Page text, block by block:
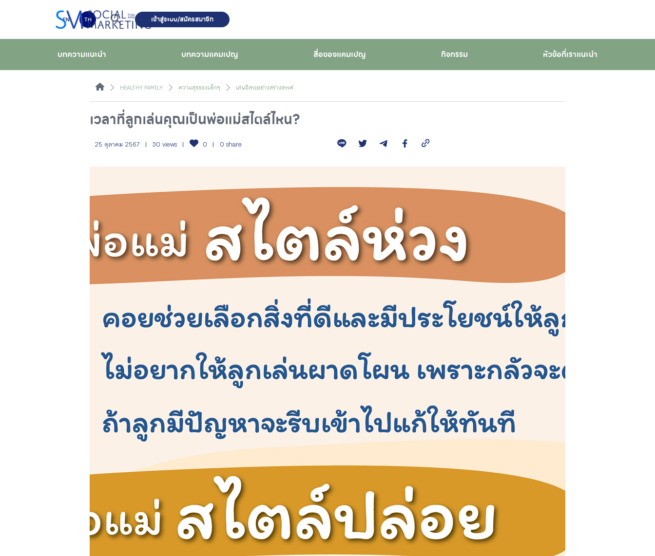
EN TH เข้าสู่ระบบ/สมัครสมาชิก
บทความแนะนำ บทความแคมเปญ สื่อของแคมเปญ กิจกรรม หัวข้อที่เราแนะนำ
HEALTHY FAMILY ความสุขของเด็ก ๆ เล่นอิสระอย่างสร้างสรรค์
เวลาที่ลูกเล่นคุณเป็นพ่อแม่สไตล์ไหน?
25 ตุลาคม 2567 30 views 0 0 share